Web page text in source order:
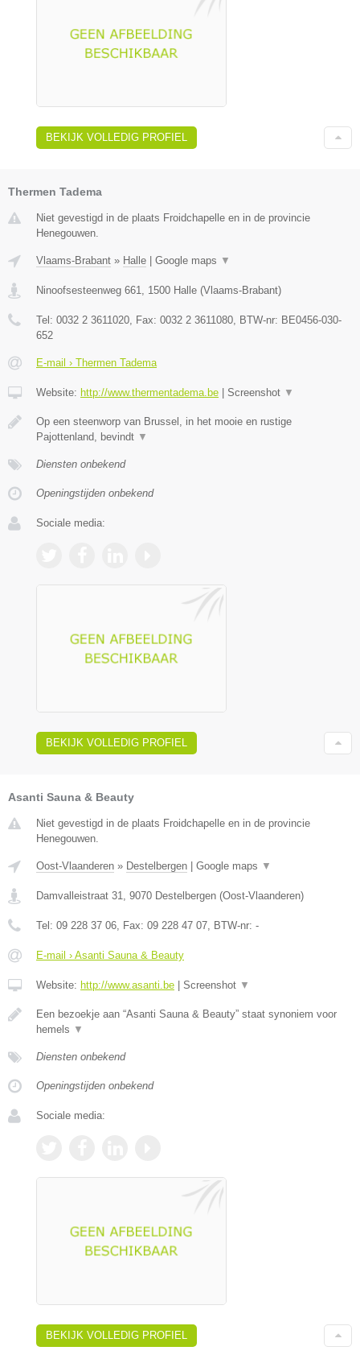
BEKIJK VOLLEDIG PROFIEL
Thermen Tadema
Niet gevestigd in de plaats Froidchapelle en in de provincie
Henegouwen.
Vlaams-Brabant » Halle Google maps ▼
Ninoofsesteenweg 661, 1500 Halle (Vlaams-Brabant)
Tel: 0032 2 3611020, Fax: 0032 2 3611080, BTW-nr: BE0456-030-
652
E-mail › Thermen Tadema
Website: http://www.thermentadema.be Screenshot ▼
Op een steenworp van Brussel, in het mooie en rustige
Pajottenland, bevindt ▼
Diensten onbekend
Openingstijden onbekend
Sociale media:
BEKIJK VOLLEDIG PROFIEL
Asanti Sauna & Beauty
Niet gevestigd in de plaats Froidchapelle en in de provincie
Henegouwen.
Oost-Vlaanderen » Destelbergen Google maps ▼
Damvalleistraat 31, 9070 Destelbergen (Oost-Vlaanderen)
Tel: 09 228 37 06, Fax: 09 228 47 07, BTW-nr: -
E-mail › Asanti Sauna & Beauty
Website: http://www.asanti.be Screenshot ▼
Een bezoekje aan “Asanti Sauna & Beauty” staat synoniem voor
hemels ▼
Diensten onbekend
Openingstijden onbekend
Sociale media:
BEKIJK VOLLEDIG PROFIEL